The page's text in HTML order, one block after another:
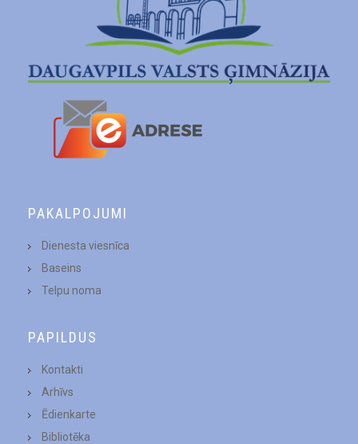
PAKALPOJUMI
Dienesta viesnīca
Baseins
Telpu noma
PAPILDUS
Kontakti
Arhīvs
Ēdienkarte
Bibliotēka